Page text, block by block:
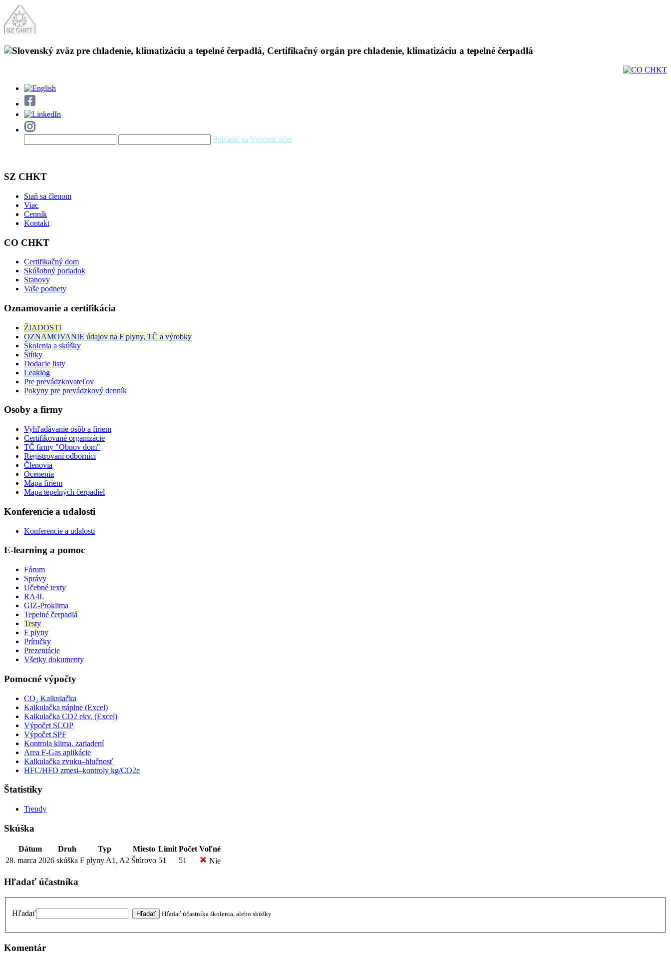
Prihlásiť sa Vytvoriť účet
SZ CHKT
Staň sa členom
Viac
Cenník
Kontakt
CO CHKT
Certifikačný dom
Skúšobný poriadok
Stanovy
Vaše podnety
Oznamovanie a certifikácia
ŽIADOSTI
OZNAMOVANIE údajov na F plyny, TČ a výrobky
Školenia a skúšky
Štítky
Dodacie listy
Leaklog
Pre prevádzkovateľov
Pokyny pre prevádzkový denník
Osoby a firmy
Vyhľadávanie osôb a firiem
Certifikované organizácie
TČ firmy "Obnov dom"
Registrovaní odborníci
Členovia
Ocenenia
Mapa firiem
Mapa tepelných čerpadiel
Konferencie a udalosti
Konferencie a udalosti
E-learning a pomoc
Fórum
Správy
Učebné texty
RA4L
GIZ-Proklima
Tepelné čerpadlá
Testy
F plyny
Príručky
Prezentácie
Všetky dokumenty
Pomocné výpočty
CO₂ Kalkulačka
Kalkulačka náplne (Excel)
Kalkulačka CO2 ekv. (Excel)
Výpočet SCOP
Výpočet SPF
Kontrola klima. zariadení
Area F-Gas aplikácie
Kalkulačka zvuku–hlučnosť
HFC/HFO zmesi–kontroly kg/CO2e
Štatistiky
Trendy
Skúška
Dátum Druh Typ Miesto Limit Počet Voľné
28. marca 2026 skúška F plyny A1, A2 Štúrovo 51 51 Nie
Hľadať účastníka
Hľadať Hľadať účastníka školenia, alebo skúšky
Komentár